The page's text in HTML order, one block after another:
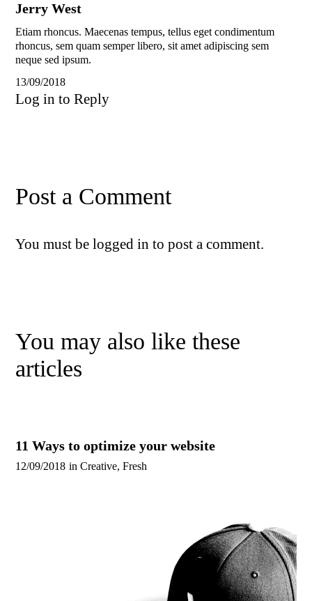
Jerry West
Etiam rhoncus. Maecenas tempus, tellus eget condimentum
rhoncus, sem quam semper libero, sit amet adipiscing sem
neque sed ipsum.
13/09/2018
Log in to Reply
Post a Comment
You must belogged in to post a comment.
You may also like these
articles
11 Ways to optimize your website
12/09/2018 in Creative,Fresh